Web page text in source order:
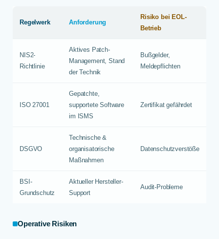
Regelwerk Anforderung
Risiko bei EOL-
Betrieb
NIS2-
Richtlinie
Aktives Patch-
Management, Stand
der Technik
Bußgelder,
Meldepflichten
ISO 27001
Gepatchte,
supportete Software
im ISMS
Zertifikat gefährdet
DSGVO
Technische &
organisatorische
Maßnahmen
Datenschutzverstöße
BSI-
Grundschutz
Aktueller Hersteller-
Support
Audit-Probleme
Operative Risiken